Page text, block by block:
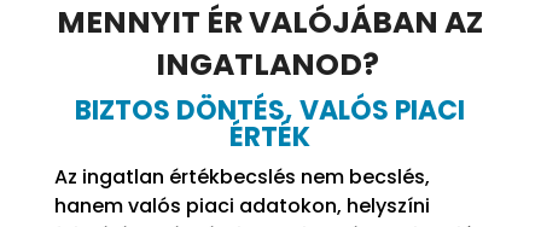
MENNYIT ÉR VALÓJÁBAN AZ
INGATLANOD?
BIZTOS DÖNTÉS, VALÓS PIACI
ÉRTÉK
Az ingatlan értékbecslés nem becslés,
hanem valós piaci adatokon, helyszíni